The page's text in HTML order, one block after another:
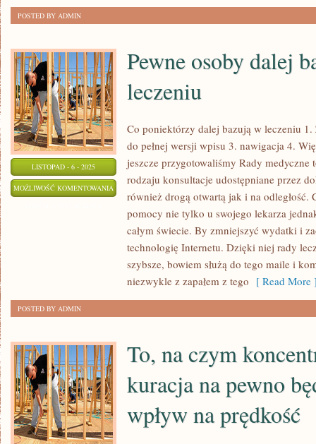
ZDROWIE?
POSTED BY ADMIN
LISTOPAD - 6 - 2025
MOŻLIWOŚĆ KOMENTOWANIA
DALEJ
Pewne osoby dalej
leczeniu
Co poniektórzy dalej bazują w leczeniu
do pełnej wersji wpisu 3. nawigacja 4.
jeszcze przygotowaliśmy Rady
rodzaju konsultacje udostępniane przez
również drogą otwartą jak i na
pomocy nie tylko u swojego lekarza
całym świecie. By zmniejszyć wydatki i
technologię Internetu. Dzięki niej rady
szybsze, bowiem służą do tego maile i
niezwykle z zapałem z tego [ Read More
POSTED BY ADMIN
To, na czym
kuracja na pewno
wpływ na prędkość